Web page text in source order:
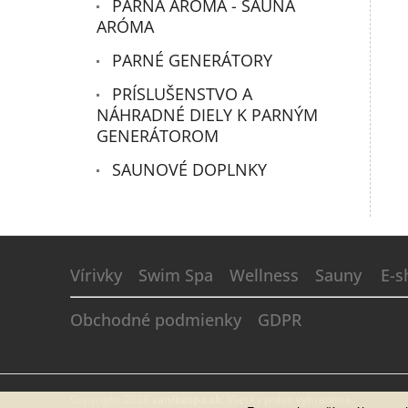
PARNÁ ARÓMA - SAUNA
ARÓMA
PARNÉ GENERÁTORY
PRÍSLUŠENSTVO A
NÁHRADNÉ DIELY K PARNÝM
GENERÁTOROM
SAUNOVÉ DOPLNKY
Vírivky Swim Spa Wellness Sauny E-
Obchodné podmienky GDPR